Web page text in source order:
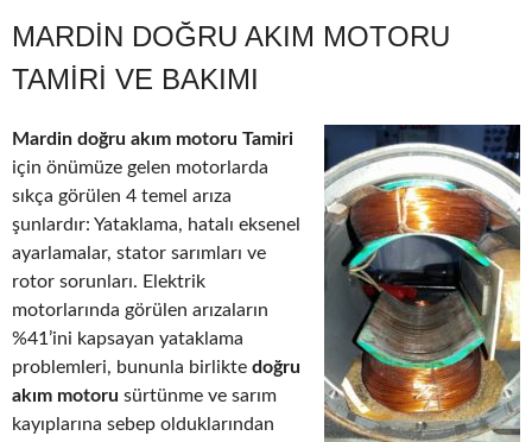
MARDIN DOĞRU AKIM MOTORU
TAMIRI VE BAKIMI
Mardin doğru akım motoru Tamiri
için önümüze gelen motorlarda
sıkça görülen 4 temel arıza
şunlardır: Yataklama, hatalı eksenel
ayarlamalar, stator sarımları ve
rotor sorunları. Elektrik
motorlarında görülen arızaların
%41’ini kapsayan yataklama
problemleri, bununla birlikte doğru
akım motoru sürtünme ve sarım
kayıplarına sebep olduklarından